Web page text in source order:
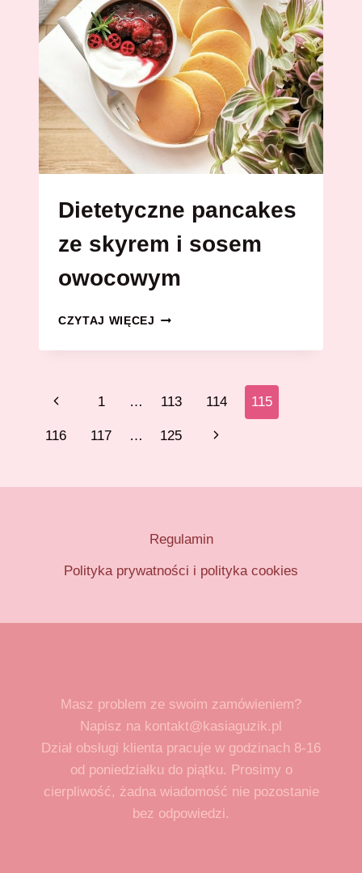
NIE
ZACZYNA
SIĘ
OD
TALERZA
Dietetyczne pancakes
ze skyrem i sosem
owocowym
CZYTAJ WIĘCEJ DIETETYCZNE
ZE
SOSEM
Nawigacja
strony
Poprzednia
strona
1 … 113 114 115
116 117 … 125
Następna
Regulamin
Polityka prywatności i polityka cookies
Masz problem ze swoim zamówieniem?
Napisz na kontakt@kasiaguzik.pl
Dział obsługi klienta pracuje w godzinach 8-16
od poniedziałku do piątku. Prosimy o
cierpliwość, żadna wiadomość nie pozostanie
bez odpowiedzi.